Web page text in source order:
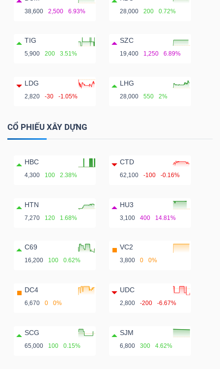
38,600 2,500 6.93% 28,000 200 0.72%
TIG
5,900 200 3.51%
SZC
19,400 1,250 6.89%
LDG
2,820 -30 -1.05%
LHG
28,000 550 2%
CỔ PHIẾU XÂY DỰNG
HBC
4,300 100 2.38%
CTD
62,100 -100 -0.16%
HTN
7,270 120 1.68%
HU3
3,100 400 14.81%
C69
16,200 100 0.62%
VC2
3,800 0 0%
DC4
6,670 0 0%
UDC
2,800 -200 -6.67%
SCG
65,000 100 0.15%
SJM
6,800 300 4.62%